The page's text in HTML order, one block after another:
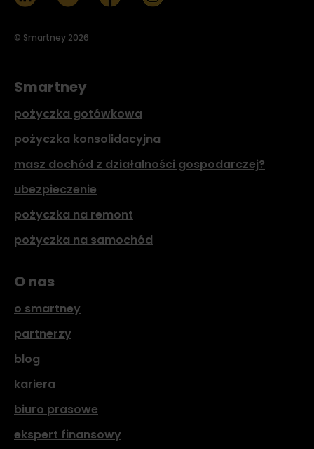
© Smartney 2026
Smartney
pożyczka gotówkowa
pożyczka konsolidacyjna
masz dochód z działalności gospodarczej?
ubezpieczenie
pożyczka na remont
pożyczka na samochód
O nas
o smartney
partnerzy
blog
kariera
biuro prasowe
ekspert finansowy